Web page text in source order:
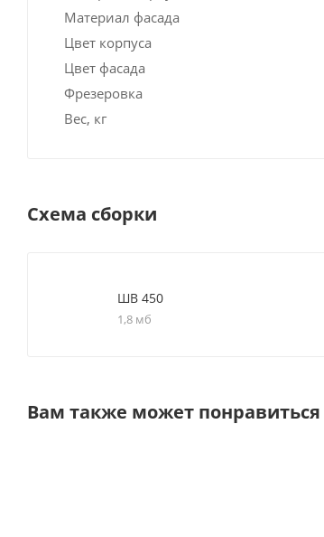
Материал фасада
Цвет корпуса
Цвет фасада
Фрезеровка
Вес, кг
Схема сборки
ШВ 450
1,8 мб
Вам также может понравиться